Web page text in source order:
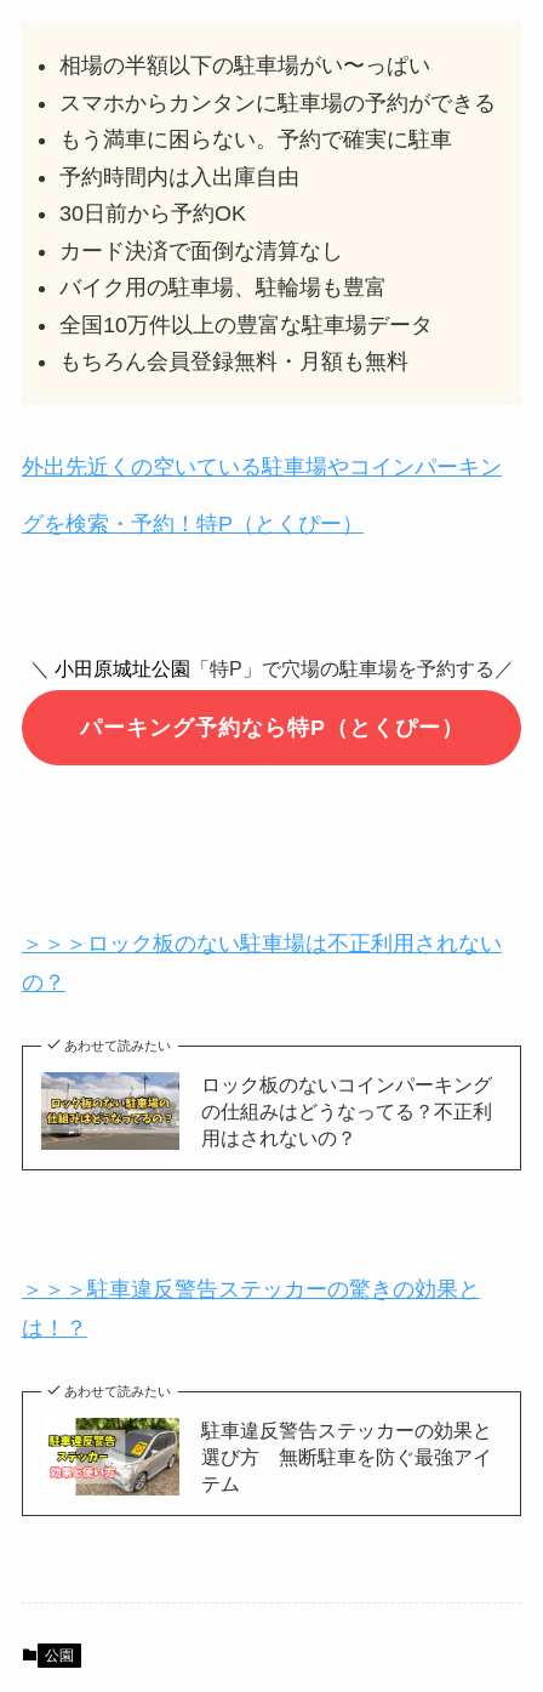
相場の半額以下の駐車場がい〜っぱい
スマホからカンタンに駐車場の予約ができる
もう満車に困らない。予約で確実に駐車
予約時間内は入出庫自由
30日前から予約OK
カード決済で面倒な清算なし
バイク用の駐車場、駐輪場も豊富
全国10万件以上の豊富な駐車場データ
もちろん会員登録無料・月額も無料
外出先近くの空いている駐車場やコインパーキン
グを検索・予約！特P（とくぴー）
＼ 小田原城址公園 「特P」で穴場の駐車場を予約する／
パーキング予約なら特P（とくぴー）
＞＞＞ロック板のない駐車場は不正利用されない
の？
あわせて読みたい
ロック板のないコインパーキング
の仕組みはどうなってる？不正利
用はされないの？
＞＞＞駐車違反警告ステッカーの驚きの効果と
は！？
あわせて読みたい
駐車違反警告ステッカーの効果と
選び方 無断駐車を防ぐ最強アイ
テム
公園